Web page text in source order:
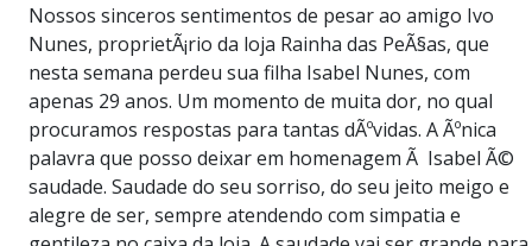
Nossos sinceros sentimentos de pesar ao amigo Ivo
Nunes, proprietÃ¡rio da loja Rainha das PeÃ§as, que
nesta semana perdeu sua filha Isabel Nunes, com
apenas 29 anos. Um momento de muita dor, no qual
procuramos respostas para tantas dÃºvidas. A Ãºnica
palavra que posso deixar em homenagem Ã Isabel Ã©
saudade. Saudade do seu sorriso, do seu jeito meigo e
alegre de ser, sempre atendendo com simpatia e